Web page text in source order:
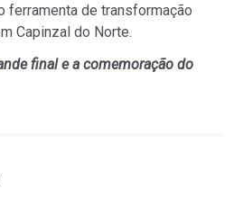
de transformação
Capinzal do Norte.
final e a comemoração do